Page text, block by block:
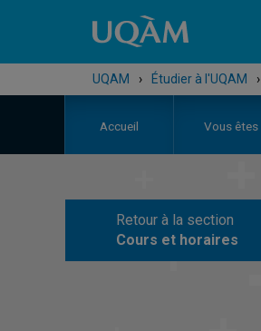
UQAM › Étudier à l'UQAM ›
Accueil Vous êtes
Retour à la section
Cours et horaires